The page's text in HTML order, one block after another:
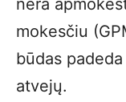
nėra
mokesčiu
būdas
atvejų.